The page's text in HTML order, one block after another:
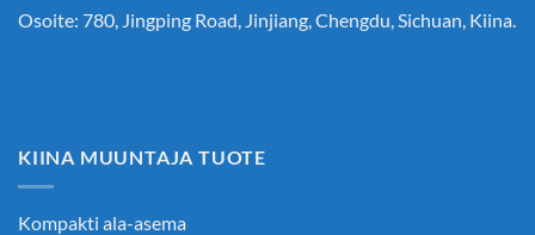
Osoite: 780, Jingping Road, Jinjiang, Chengdu, Sichuan, Kiina.
KIINA MUUNTAJA TUOTE
Kompakti ala-asema